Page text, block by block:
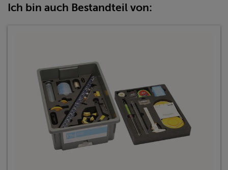
Ich bin auch Bestandteil von: